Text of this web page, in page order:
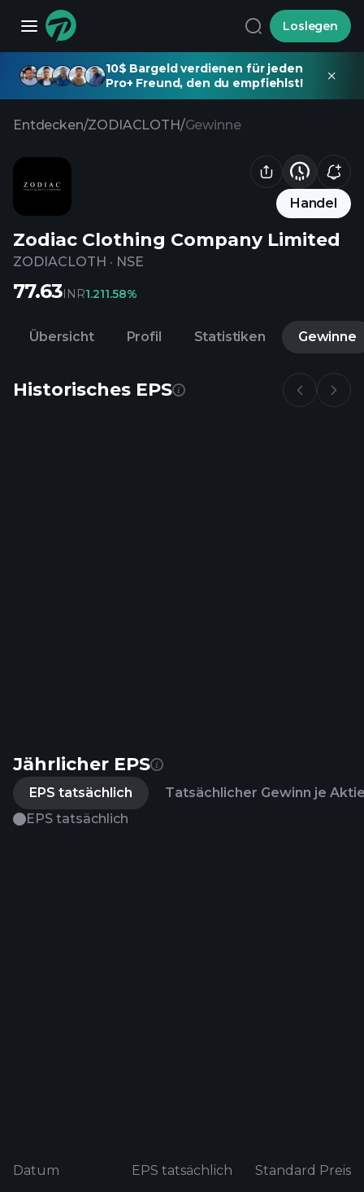
Loslegen
10$ Bargeld verdienen für jeden
Pro+ Freund, den du empfiehlst!
Entdecken/ZODIACLOTH/Gewinne
Handel
Zodiac Clothing Company Limited
ZODIACLOTH · NSE
77.63INR1.211.58%
Übersicht Profil Statistiken Gewinne
Historisches EPS
Jährlicher EPS
EPS tatsächlich
Tatsächlicher Gewinn je
EPS tatsächlich
Datum EPS tatsächlich Standard Preis